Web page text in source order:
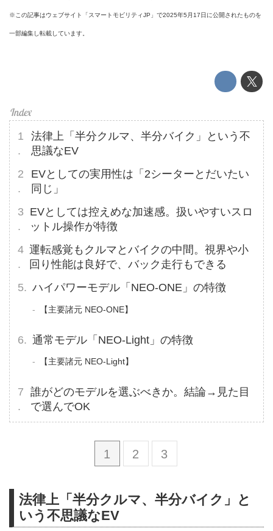
※この記事はウェブサイト「スマートモビリティJP」で2025年5月17日に公開されたものを
一部編集し転載しています。
法律上「半分クルマ、半分バイク」という不
思議なEV
EVとしての実用性は「2シーターとだいたい
同じ」
EVとしては控えめな加速感。扱いやすいスロ
ットル操作が特徴
運転感覚もクルマとバイクの中間。視界や小
回り性能は良好で、バック走行もできる
ハイパワーモデル「NEO-ONE」の特徴
【主要諸元 NEO-ONE】
通常モデル「NEO-Light」の特徴
【主要諸元 NEO-Light】
誰がどのモデルを選ぶべきか。結論→見た目
で選んでOK
1 2 3
法律上「半分クルマ、半分バイク」と
いう不思議なEV